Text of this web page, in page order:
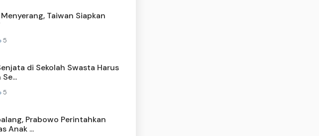
Taiwan Siapkan
5
di Sekolah Swasta Harus
5
Prabowo Perintahkan
Anak ...